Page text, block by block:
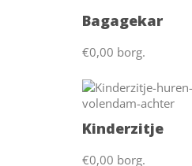
Bagagekar
€0,00 borg.
Kinderzitje
€0,00 borg.